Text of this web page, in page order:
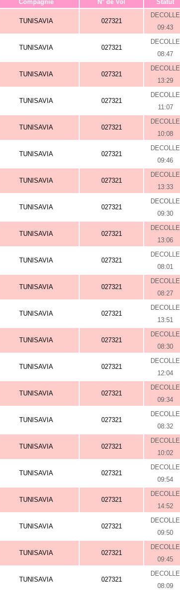
Compagnie N° de Vol Statut
TUNISAVIA 027321
DECOLLE
09:43
TUNISAVIA 027321
DECOLLE
08:47
TUNISAVIA 027321
DECOLLE
13:29
TUNISAVIA 027321
DECOLLE
11:07
TUNISAVIA 027321
DECOLLE
10:08
TUNISAVIA 027321
DECOLLE
09:46
TUNISAVIA 027321
DECOLLE
13:33
TUNISAVIA 027321
DECOLLE
09:30
TUNISAVIA 027321
DECOLLE
13:06
TUNISAVIA 027321
DECOLLE
08:01
TUNISAVIA 027321
DECOLLE
08:27
TUNISAVIA 027321
DECOLLE
13:51
TUNISAVIA 027321
DECOLLE
08:30
TUNISAVIA 027321
DECOLLE
12:04
TUNISAVIA 027321
DECOLLE
09:34
TUNISAVIA 027321
DECOLLE
08:32
TUNISAVIA 027321
DECOLLE
10:02
TUNISAVIA 027321
DECOLLE
09:54
TUNISAVIA 027321
DECOLLE
14:52
TUNISAVIA 027321
DECOLLE
09:50
TUNISAVIA 027321
DECOLLE
09:45
TUNISAVIA 027321
DECOLLE
08:09